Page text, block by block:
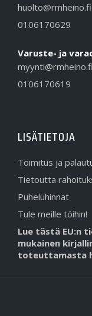
huolto@rmheino.fi
0106170629
Varuste- ja
myynti@rmheino.fi
0106170619
LISÄTIETOJA
Toimitus ja
Tietoutta
Puheluhinnat
Tule meille töihin!
Lue tästä EU:n
mukainen
toteuttamasta